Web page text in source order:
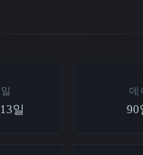
일
데
90